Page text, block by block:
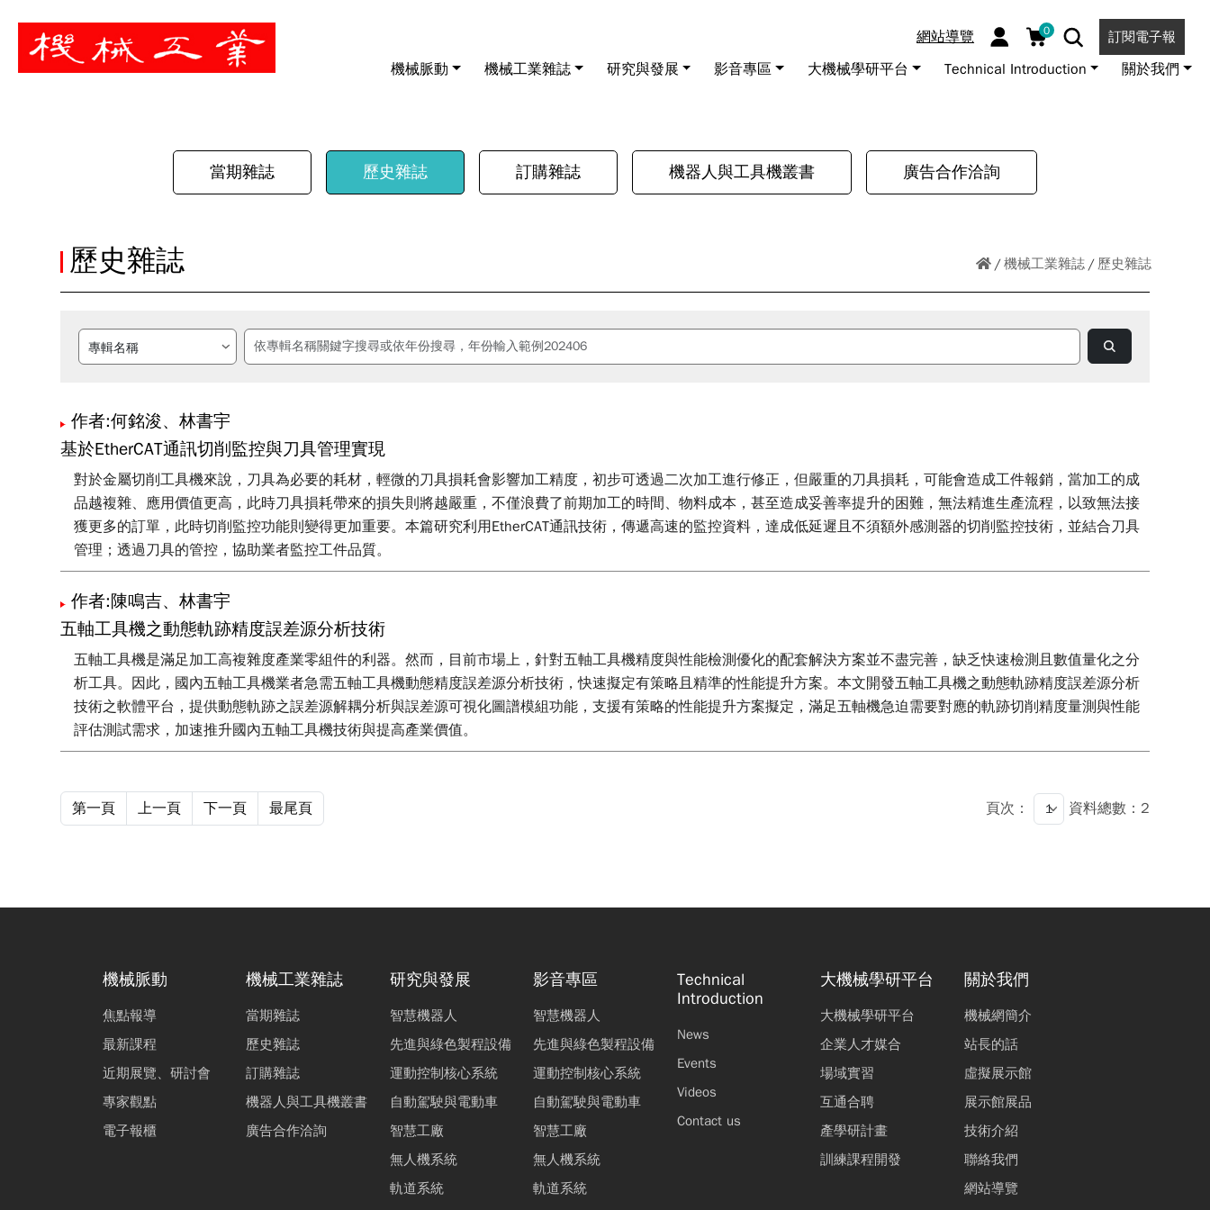
網站導覽 0 訂閱電子報
機械脈動 機械工業雜誌 研究與發展 影音專區 大機械學研平台 Technical Introduction 關於我們
暫停
當期雜誌 歷史雜誌 訂購雜誌 機器人與工具機叢書 廣告合作洽詢
機械工業雜誌 歷史雜誌
歷史雜誌
作者:何銘浚、林書宇
基於EtherCAT通訊切削監控與刀具管理實現
對於金屬切削工具機來說，刀具為必要的耗材，輕微的刀具損耗會影響加工精度，初步可透過二次加工進行修正，但嚴重的刀具損耗，可能會造成工件報銷，當加工的成
品越複雜、應用價值更高，此時刀具損耗帶來的損失則將越嚴重，不僅浪費了前期加工的時間、物料成本，甚至造成妥善率提升的困難，無法精進生產流程，以致無法接
獲更多的訂單，此時切削監控功能則變得更加重要。本篇研究利用EtherCAT通訊技術，傳遞高速的監控資料，達成低延遲且不須額外感測器的切削監控技術，並結合刀具
管理；透過刀具的管控，協助業者監控工件品質。
作者:陳鳴吉、林書宇
五軸工具機之動態軌跡精度誤差源分析技術
五軸工具機是滿足加工高複雜度產業零組件的利器。然而，目前市場上，針對五軸工具機精度與性能檢測優化的配套解決方案並不盡完善，缺乏快速檢測且數值量化之分
析工具。因此，國內五軸工具機業者急需五軸工具機動態精度誤差源分析技術，快速擬定有策略且精準的性能提升方案。本文開發五軸工具機之動態軌跡精度誤差源分析
技術之軟體平台，提供動態軌跡之誤差源解耦分析與誤差源可視化圖譜模組功能，支援有策略的性能提升方案擬定，滿足五軸機急迫需要對應的軌跡切削精度量測與性能
評估測試需求，加速推升國內五軸工具機技術與提高產業價值。
第一頁 上一頁 下一頁 最尾頁 頁次： 資料總數：2
機械脈動
焦點報導
最新課程
近期展覽、研討會
專家觀點
電子報櫃
機械工業雜誌
當期雜誌
歷史雜誌
訂購雜誌
機器人與工具機叢書
廣告合作洽詢
研究與發展
智慧機器人
先進與綠色製程設備
運動控制核心系統
自動駕駛與電動車
智慧工廠
無人機系統
軌道系統
影音專區
智慧機器人
先進與綠色製程設備
運動控制核心系統
自動駕駛與電動車
智慧工廠
無人機系統
軌道系統
Technical
Introduction
News
Events
Videos
Contact us
大機械學研平台
大機械學研平台
企業人才媒合
場域實習
互通合聘
產學研計畫
訓練課程開發
關於我們
機械網簡介
站長的話
虛擬展示館
展示館展品
技術介紹
聯絡我們
網站導覽